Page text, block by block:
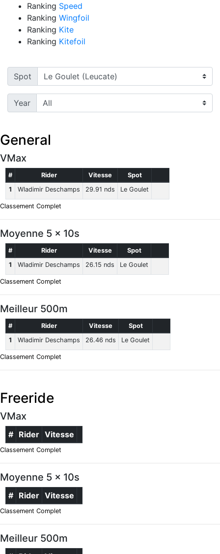
Ranking Speed
Ranking Wingfoil
Ranking Kite
Ranking Kitefoil
Spot
Year
General
VMax
# Rider Vitesse
Spot
1
Wladimir Deschamps 29.91 nds Le Goulet
Classement Complet
Moyenne 5 x 10s
# Rider Vitesse
Spot
1
Wladimir Deschamps 26.15 nds Le Goulet
Classement Complet
Meilleur 500m
# Rider Vitesse
Spot
1
Wladimir Deschamps 26.46 nds Le Goulet
Classement Complet
Freeride
VMax
# Rider Vitesse
Classement Complet
Moyenne 5 x 10s
# Rider Vitesse
Classement Complet
Meilleur 500m